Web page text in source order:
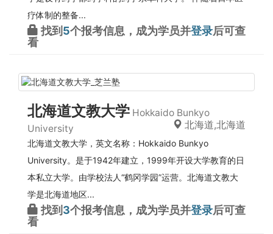
疗体制的整备...
找到 5个报考信息，成为学员并登录后可查
看
北海道文教大学 Hokkaido Bunkyo
University
北海道,北海道
北海道文教大学，英文名称：Hokkaido Bunkyo
University。是于1942年建立，1999年开设大学教育的日
本私立大学。由学校法人“鹤冈学园”运营。北海道文教大
学是北海道地区...
找到 3个报考信息，成为学员并登录后可查
看